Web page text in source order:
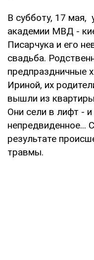
В субботу, 17 мая,
академии МВД -
Писарчука и его
свадьба.
предпраздничные
Ириной, их
вышли из
Они сели в лифт - и
непредвиденное...
результате
травмы.